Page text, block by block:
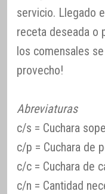
servicio. Llegado
receta deseada o
los comensales
provecho!
Abreviaturas
c/s = Cuchara
c/p = Cuchara de
c/c = Cuchara de
c/n = Cantidad